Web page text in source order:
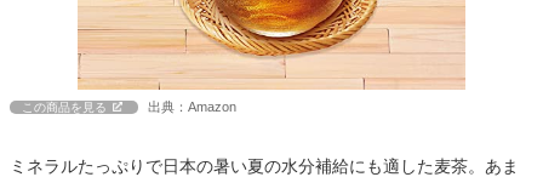
この商品を見る 出典：Amazon
ミネラルたっぷりで日本の暑い夏の水分補給にも適した麦茶。あま